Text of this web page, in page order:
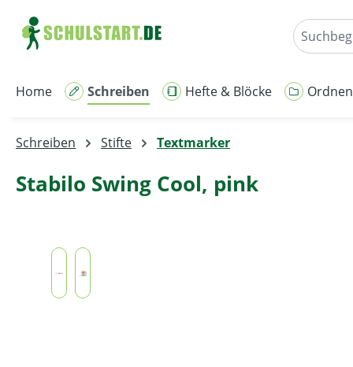
Hauptinhalt springen
Zur Suche springen
Zur Hauptnavigation springen
Home Schreiben Hefte & Blöcke Ordnen
Schreiben Stifte Textmarker
Stabilo Swing Cool, pink
Bildergalerie überspringen